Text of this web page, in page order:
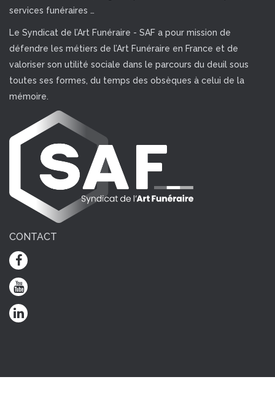
services funéraires …
Le Syndicat de l’Art Funéraire - SAF a pour mission de
défendre les métiers de l’Art Funéraire en France et de
valoriser son utilité sociale dans le parcours du deuil sous
toutes ses formes, du temps des obsèques à celui de la
mémoire.
CONTACT